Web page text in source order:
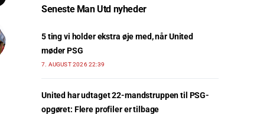
Seneste Man Utd nyheder
5 ting vi holder ekstra øje med, når United
møder PSG
7. AUGUST 2026 22:39
United har udtaget 22-mandstruppen til PSG-
opgøret: Flere profiler er tilbage